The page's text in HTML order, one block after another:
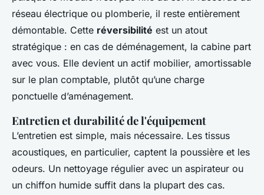
réseau électrique ou plomberie, il reste entièrement
démontable. Cette réversibilité est un atout
stratégique : en cas de déménagement, la cabine part
avec vous. Elle devient un actif mobilier, amortissable
sur le plan comptable, plutôt qu’une charge
ponctuelle d’aménagement.
Entretien et durabilité de l'équipement
L’entretien est simple, mais nécessaire. Les tissus
acoustiques, en particulier, captent la poussière et les
odeurs. Un nettoyage régulier avec un aspirateur ou
un chiffon humide suffit dans la plupart des cas.